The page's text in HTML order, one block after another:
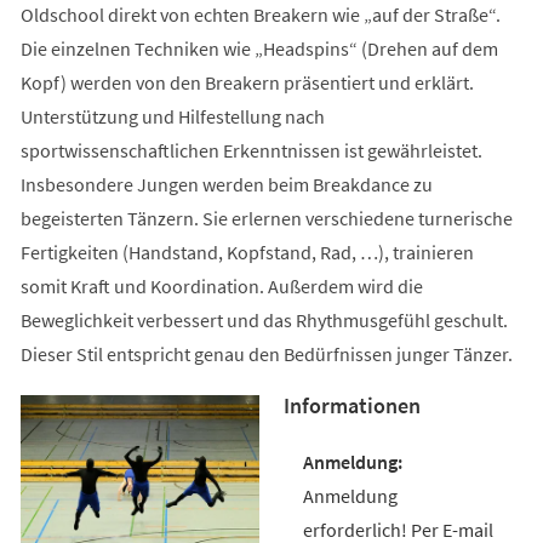
Oldschool direkt von echten Breakern wie „auf der Straße“.
Die einzelnen Techniken wie „Headspins“ (Drehen auf dem
Kopf) werden von den Breakern präsentiert und erklärt.
Unterstützung und Hilfestellung nach
sportwissenschaftlichen Erkenntnissen ist gewährleistet.
Insbesondere Jungen werden beim Breakdance zu
begeisterten Tänzern. Sie erlernen verschiedene turnerische
Fertigkeiten (Handstand, Kopfstand, Rad, …), trainieren
somit Kraft und Koordination. Außerdem wird die
Beweglichkeit verbessert und das Rhythmusgefühl geschult.
Dieser Stil entspricht genau den Bedürfnissen junger Tänzer.
Informationen
Anmeldung
erforderlich! Per E-mail